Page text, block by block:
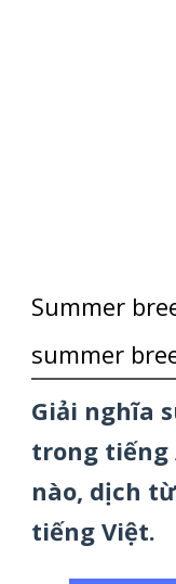
Summer
summer
Giải nghĩa
trong tiếng
nào, dịch
tiếng Việt.